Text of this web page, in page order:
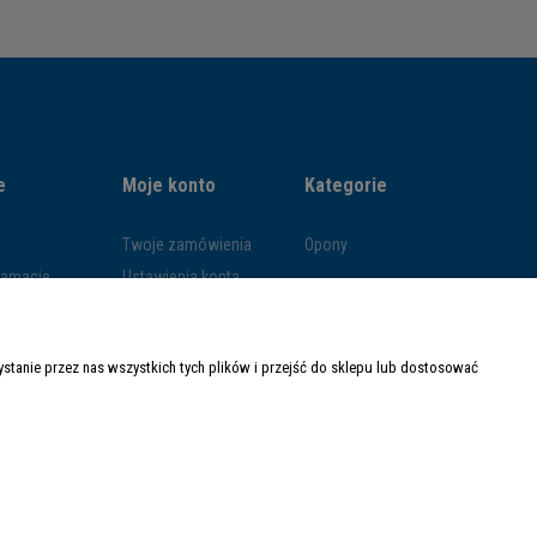
dostawy
Moje konto
Twoje zamówienia
Ustawienia konta
Kategorie
Opony
przez nas wszystkich tych plików i przejść do sklepu lub dostosować